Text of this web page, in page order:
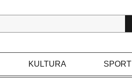
KULTURA SPORT